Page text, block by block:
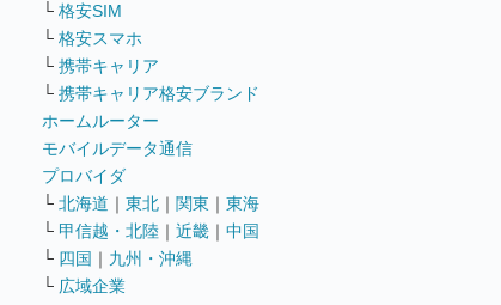
└ 格安SIM
└ 格安スマホ
└ 携帯キャリア
└ 携帯キャリア格安ブランド
ホームルーター
モバイルデータ通信
プロバイダ
└ 北海道 ｜ 東北 ｜ 関東 ｜ 東海
└ 甲信越・北陸 ｜ 近畿 ｜ 中国
└ 四国 ｜ 九州・沖縄
└ 広域企業